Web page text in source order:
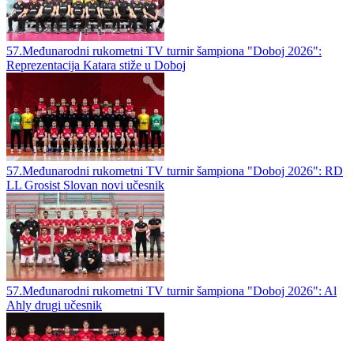
57.Međunarodni rukometni TV turnir šampiona "Doboj 2026":
Reprezentacija Katara stiže u Doboj
57.Međunarodni rukometni TV turnir šampiona "Doboj 2026": RD
LL Grosist Slovan novi učesnik
57.Međunarodni rukometni TV turnir šampiona "Doboj 2026": Al
Ahly drugi učesnik